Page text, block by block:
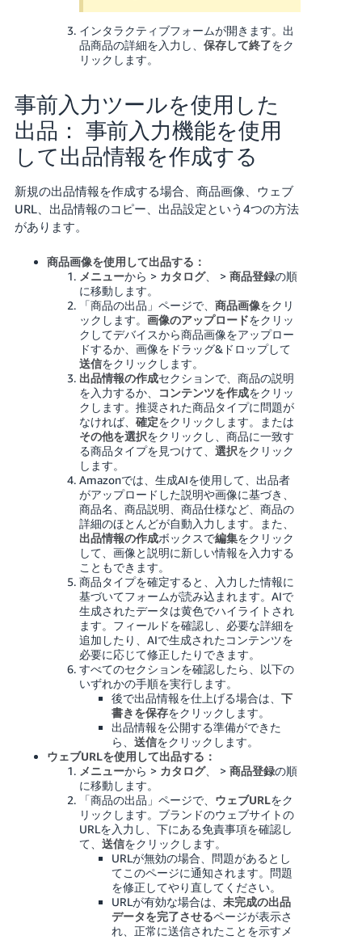
インタラクティブフォームが開きます。出
品商品の詳細を入力し、 保存して終了をク
リックします。
事前入力ツールを使用した
出品： 事前入力機能を使用
して出品情報を作成する
新規の出品情報を作成する場合、商品画像、ウェブ
URL、出品情報のコピー、出品設定という4つの方法
があります。
商品画像を使用して出品する：
メニューから > カタログ、 > 商品登録の順
に移動します。
「商品の出品」ページで、 商品画像をクリ
ックします。 画像のアップロードをクリッ
クしてデバイスから商品画像をアップロー
ドするか、画像をドラッグ&ドロップして
送信をクリックします。
出品情報の作成セクションで、商品の説明
を入力するか、
コンテンツを作成をクリッ
クします。推奨された商品タイプに問題が
なければ、 確定をクリックします。または
その他を選択をクリックし、商品に一致す
る商品タイプを見つけて、 選択をクリック
します。
Amazonでは、生成AIを使用して、出品者
がアップロードした説明や画像に基づき、
商品名、商品説明、商品仕様など、商品の
詳細のほとんどが自動入力します。また、
出品情報の作成ボックスで編集をクリック
して、画像と説明に新しい情報を入力する
こともできます。
商品タイプを確定すると、入力した情報に
基づいてフォームが読み込まれます。AIで
生成されたデータは黄色でハイライトされ
ます。フィールドを確認し、必要な詳細を
追加したり、AIで生成されたコンテンツを
必要に応じて修正したりできます。
すべてのセクションを確認したら、以下の
いずれかの手順を実行します。
後で出品情報を仕上げる場合は、 下
書きを保存をクリックします。
出品情報を公開する準備ができた
ら、 送信をクリックします。
ウェブURLを使用して出品する：
メニューから > カタログ、 > 商品登録の順
に移動します。
「商品の出品」ページで、 ウェブURLをク
リックします。ブランドのウェブサイトの
URLを入力し、下にある免責事項を確認し
て、 送信をクリックします。
URLが無効の場合、問題があるとし
てこのページに通知されます。問題
を修正してやり直してください。
URLが有効な場合は、 未完成の出品
データを完了させるページが表示さ
れ、正常に送信されたことを示すメ